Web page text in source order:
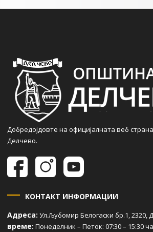
Добредојдовте на официјалната веб
Делчево.
КОНТАКТ ИНФОРМАЦИИ
Адреса: Ул.Љубомир Белогаски бр.1, 2320,
време: Понеделник – Петок: 07:30 – 15:30